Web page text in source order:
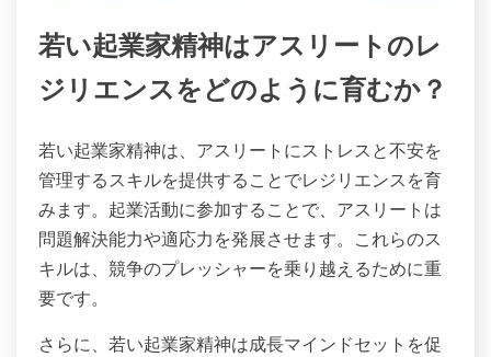
若い起業家精神はアスリートのレ
ジリエンスをどのように育むか？
若い起業家精神は、アスリートにストレスと不安を
管理するスキルを提供することでレジリエンスを育
みます。起業活動に参加することで、アスリートは
問題解決能力や適応力を発展させます。これらのス
キルは、競争のプレッシャーを乗り越えるために重
要です。
さらに、若い起業家精神は成長マインドセットを促